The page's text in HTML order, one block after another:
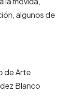
algunos de
de Arte
Blanco